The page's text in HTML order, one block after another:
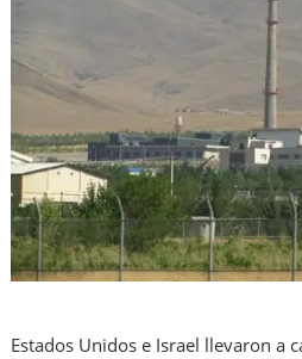
Estados Unidos e Israel llevaron a